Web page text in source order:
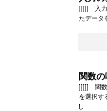
]]]]] 入力
たデータ
関数
]]]]] 関数
を選択す
し